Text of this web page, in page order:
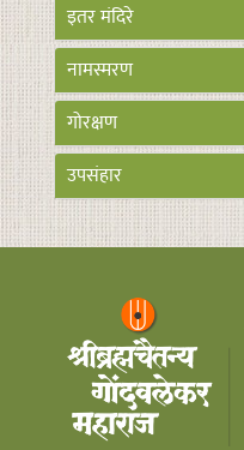
इतर मंदिरे
नामस्मरण
गोरक्षण
उपसंहार